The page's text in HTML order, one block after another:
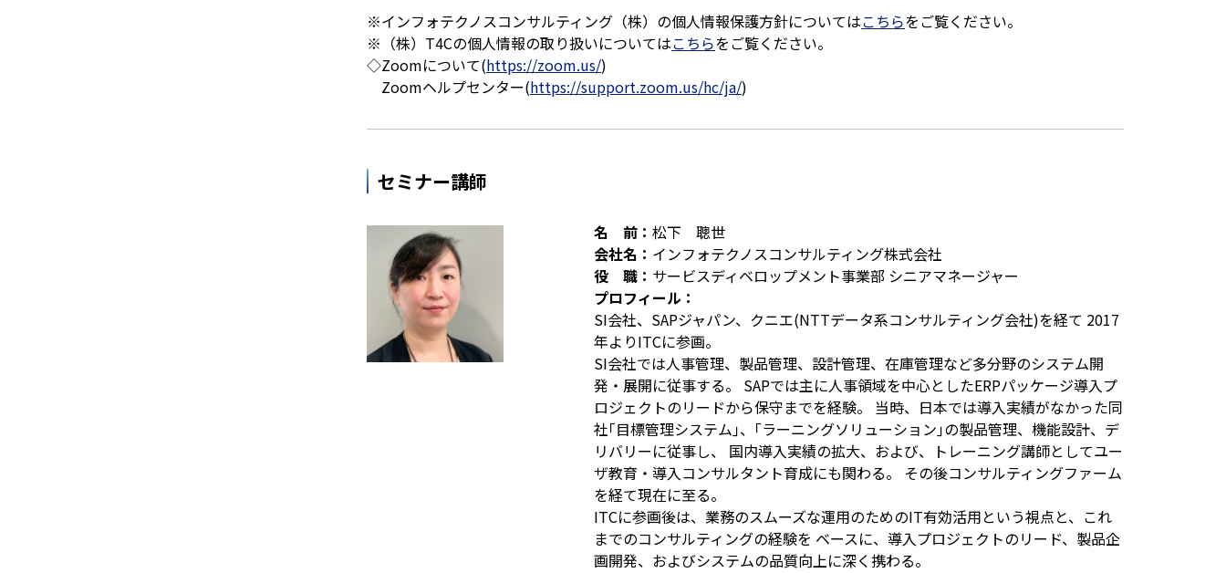
※インフォテクノスコンサルティング（株）の個人情報保護方針についてはこちらをご覧ください。
※（株）T4Cの個人情報の取り扱いについてはこちらをご覧ください。
◇Zoomについて(https://zoom.us/)
Zoomヘルプセンター(https://support.zoom.us/hc/ja/)
セミナー講師
名 前： 松下 聰世
会社名： インフォテクノスコンサルティング株式会社
役 職： サービスディベロップメント事業部 シニアマネージャー
プロフィール：
SI会社、SAPジャパン、クニエ(NTTデータ系コンサルティング会社)を経て 2017
年よりITCに参画。
SI会社では人事管理、製品管理、設計管理、在庫管理など多分野のシステム開
発・展開に従事する。 SAPでは主に人事領域を中心としたERPパッケージ導入プ
ロジェクトのリードから保守までを経験。 当時、日本では導入実績がなかった同
社｢目標管理システム｣、｢ラーニングソリューション｣の製品管理、機能設計、デ
リバリーに従事し、 国内導入実績の拡大、および、トレーニング講師としてユー
ザ教育・導入コンサルタント育成にも関わる。 その後コンサルティングファーム
を経て現在に至る。
ITCに参画後は、業務のスムーズな運用のためのIT有効活用という視点と、これ
までのコンサルティングの経験を ベースに、導入プロジェクトのリード、製品企
画開発、およびシステムの品質向上に深く携わる。